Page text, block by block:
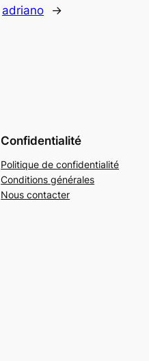
adriano
→
Confidentialité
Politique de confidentialité
Conditions générales
Nous contacter